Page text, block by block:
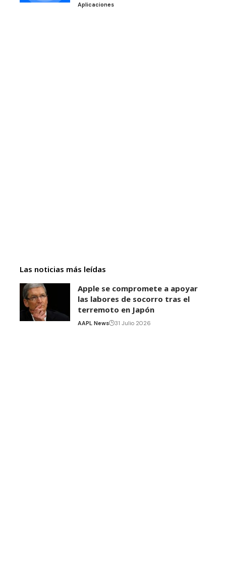
Aplicaciones
Las noticias más leídas
Apple se compromete a apoyar
las labores de socorro tras el
terremoto en Japón
AAPL News 31 Julio 2026